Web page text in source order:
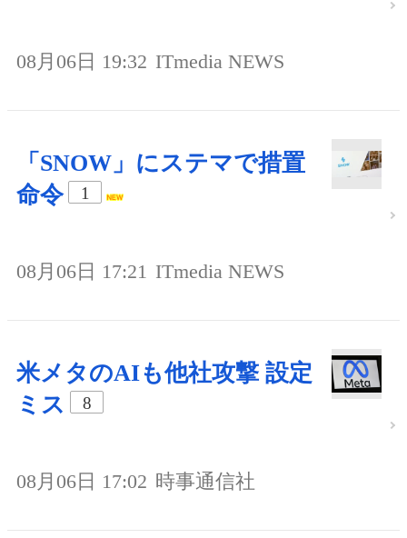
08月06日 19:32 ITmedia NEWS
「SNOW」にステマで措置
命令
1
08月06日 17:21 ITmedia NEWS
米メタのAIも他社攻撃 設定
ミス
8
08月06日 17:02 時事通信社